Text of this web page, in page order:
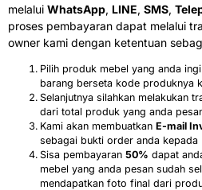
melalui WhatsApp, LINE, SMS,
proses pembayaran dapat melalui
owner kami dengan ketentuan
Pilih produk mebel yang anda
barang berseta kode produknya
Selanjutnya silahkan melakukan
dari total produk yang anda
Kami akan membuatkan E-mail
sebagai bukti order anda kepada
Sisa pembayaran 50% dapat
mebel yang anda pesan sudah
mendapatkan foto final dari